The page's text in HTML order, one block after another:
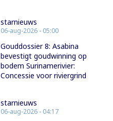
starnieuws
06-aug-2026 - 05:00
Gouddossier 8: Asabina
bevestigt goudwinning op
bodem Surinamerivier:
Concessie voor riviergrind
starnieuws
06-aug-2026 - 04:17